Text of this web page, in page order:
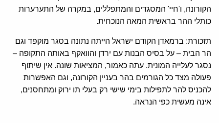
הקורונה, ו'חיי' המסגדים והמתפללים, במקרה של התערערות
כותלי ההר בראשית המאה הנוכחית.
תזכורת: ברמאדן הקודם ישראל הייתה נתונה בסגר מוקפד וגם
הר הבית – על בסיס הבנות עם ירדן והוואקף באותה התקופה –
נסגר לעלייה המונית. עתה כאמור, המציאות שונה. אין שיתוף
פעולה מצד כל הגורמים בהר בעניין הקורונה, וגם האפשרות
להכניס להר לתפילות בימי שישי רק בעלי תו ירוק ומתחסנים,
אינה מעשית כפי הנראה.